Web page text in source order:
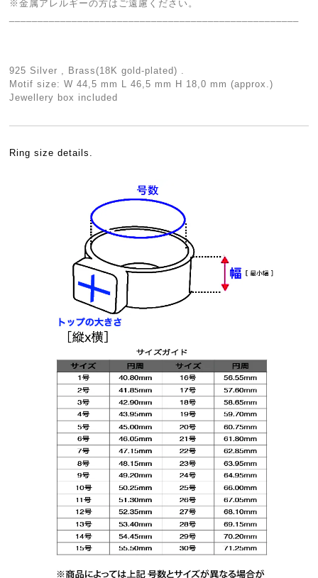
※金属アレルギーの方はご遠慮ください。
925 Silver , Brass(18K gold-plated) .
Motif size: W 44,5 mm L 46,5 mm H 18,0 mm (approx.)
Jewellery box included
Ring size details.